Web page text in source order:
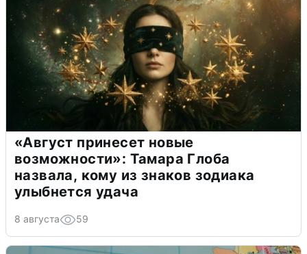
«Август принесет новые
возможности»: Тамара Глоба
назвала, кому из знаков зодиака
улыбнется удача
8 августа 59